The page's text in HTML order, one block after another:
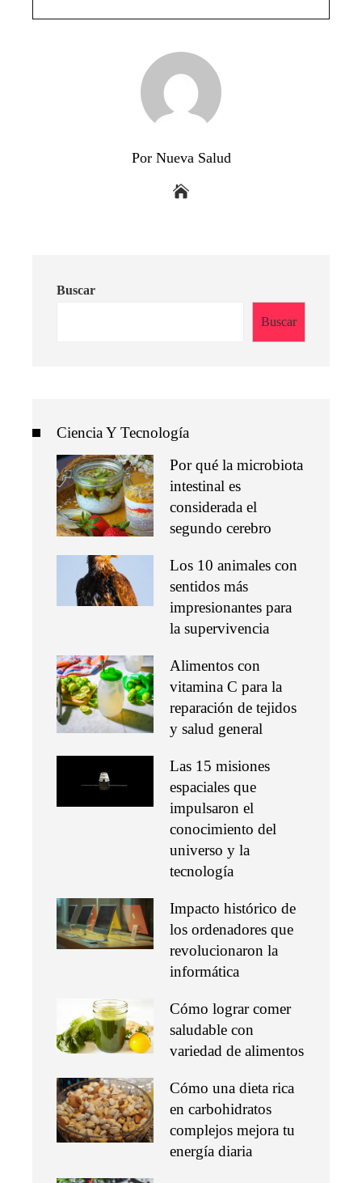
Por Nueva Salud
Buscar
Buscar
Ciencia Y Tecnología
Por qué la microbiota
intestinal es
considerada el
segundo cerebro
Los 10 animales con
sentidos más
impresionantes para
la supervivencia
Alimentos con
vitamina C para la
reparación de tejidos
y salud general
Las 15 misiones
espaciales que
impulsaron el
conocimiento del
universo y la
tecnología
Impacto histórico de
los ordenadores que
revolucionaron la
informática
Cómo lograr comer
saludable con
variedad de alimentos
Cómo una dieta rica
en carbohidratos
complejos mejora tu
energía diaria